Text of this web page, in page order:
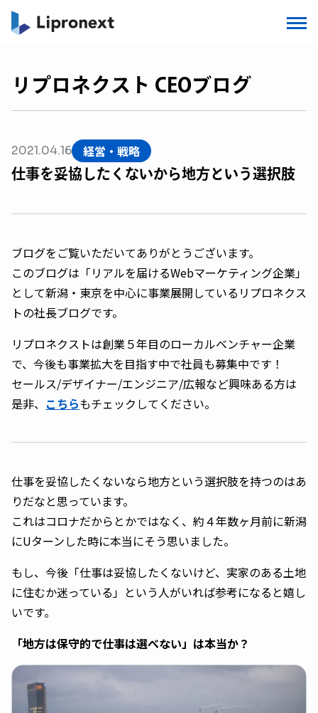
リプロネクスト CEOブログ
2021.04.16 経営・戦略
仕事を妥協したくないから地方という選択肢
ブログをご覧いただいてありがとうございます。
このブログは「リアルを届けるWebマーケティング企業」
として新潟・東京を中心に事業展開しているリプロネクス
トの社長ブログです。
リプロネクストは創業５年目のローカルベンチャー企業
で、今後も事業拡大を目指す中で社員も募集中です！
セールス/デザイナー/エンジニア/広報など興味ある方は
是非、 こちらもチェックしてください。
仕事を妥協したくないなら地方という選択肢を持つのはあ
りだなと思っています。
これはコロナだからとかではなく、約４年数ヶ月前に新潟
にUターンした時に本当にそう思いました。
もし、今後「仕事は妥協したくないけど、実家のある土地
に住むか迷っている」という人がいれば参考になると嬉し
いです。
「地方は保守的で仕事は選べない」は本当か？